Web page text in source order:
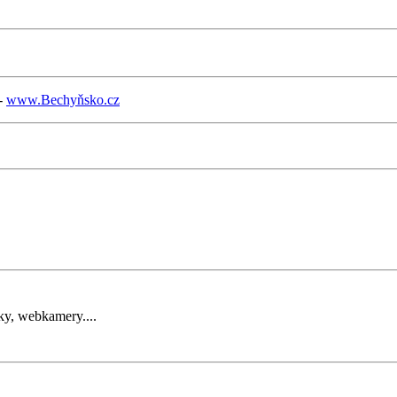
www.Bechyňsko.cz
webkamery....